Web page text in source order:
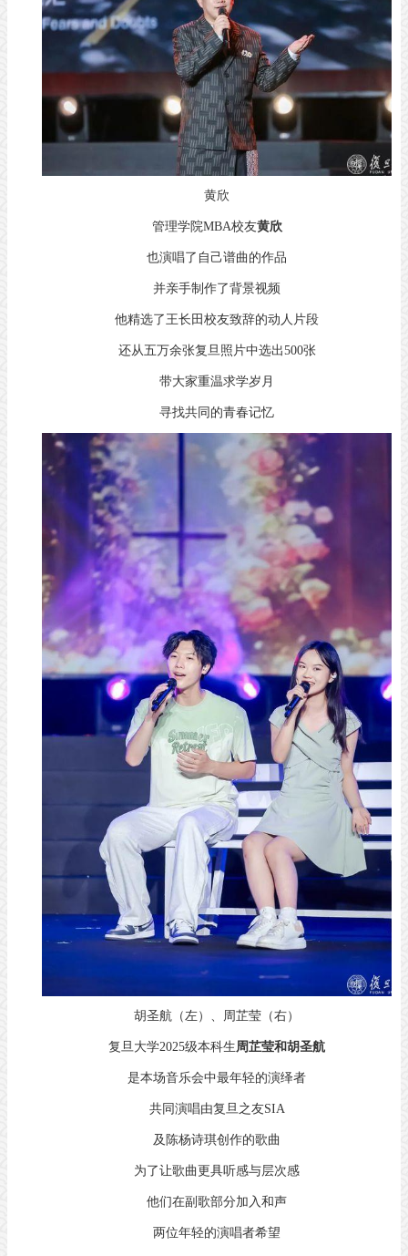
黄欣
管理学院MBA校友黄欣
也演唱了自己谱曲的作品
并亲手制作了背景视频
他精选了王长田校友致辞的动人片段
还从五万余张复旦照片中选出500张
带大家重温求学岁月
寻找共同的青春记忆
胡圣航（左）、周芷莹（右）
复旦大学2025级本科生周芷莹和胡圣航
是本场音乐会中最年轻的演绎者
共同演唱由复旦之友SIA
及陈杨诗琪创作的歌曲
为了让歌曲更具听感与层次感
他们在副歌部分加入和声
两位年轻的演唱者希望